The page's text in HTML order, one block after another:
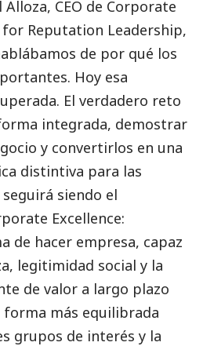
Alloza, CEO de Corporate
for Reputation Leadership,
de por qué los
Hoy esa
El verdadero reto
integrada, demostrar
y convertirlos en una
distintiva para las
siendo el
Excellence:
de hacer empresa, capaz
legitimidad social y la
de valor a largo plazo
más equilibrada
grupos de interés y la